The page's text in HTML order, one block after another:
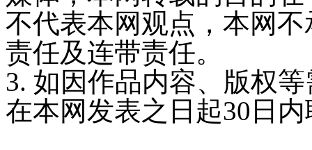
不代表本网观点，本网
责任及连带责任。
3. 如因作品内容、版权
在本网发表之日起30日